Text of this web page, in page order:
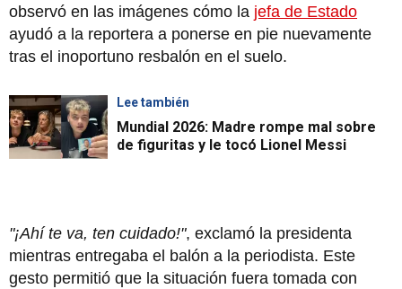
observó en las imágenes cómo la jefa de Estado
ayudó a la reportera a ponerse en pie nuevamente
tras el inoportuno resbalón en el suelo.
Lee también
Mundial 2026: Madre rompe mal sobre
de figuritas y le tocó Lionel Messi
"¡Ahí te va, ten cuidado!", exclamó la presidenta
mientras entregaba el balón a la periodista. Este
gesto permitió que la situación fuera tomada con